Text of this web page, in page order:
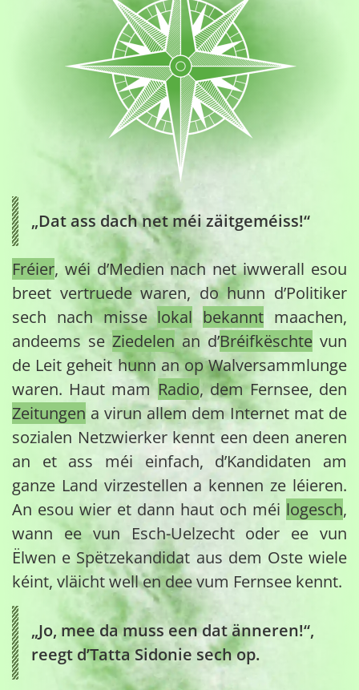
„Dat ass dach net méi zäitgeméiss!“
Fréier, wéi d’Medien nach net iwwerall esou
breet vertruede waren, do hunn d’Politiker
sech nach misselokal bekannt maachen,
andeems se Ziedelenan d’Bréifkëschte vun
de Leit geheit hunn an op Walversammlunge
waren. Haut mam Radio, dem Fernsee, den
Zeitungen a virun allem dem Internet mat de
sozialen Netzwierker kennt een deen aneren
an et ass méi einfach, d’Kandidaten am
ganze Land virzestellen a kennen ze léieren.
An esou wier et dann haut och méi logesch,
wann ee vun Esch-Uelzecht oder ee vun
Ëlwen e Spëtzekandidat aus dem Oste wiele
kéint, vläicht well en dee vum Fernsee kennt.
„Jo, mee da muss een dat änneren!“,
reegt d’Tatta Sidonie sech op.